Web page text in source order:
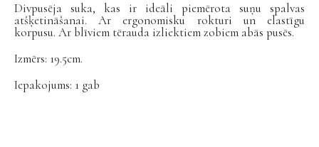
Divpusēja suka, kas ir ideāli piemērota suņu spalvas
atšķetināšanai. Ar ergonomisku rokturi un elastīgu
korpusu. Ar blīviem tērauda izliektiem zobiem abās pusēs.
Izmērs: 19.5cm.
Iepakojums: 1 gab